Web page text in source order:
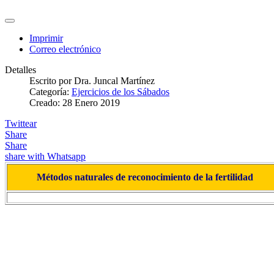
Imprimir
Correo electrónico
Detalles
Escrito porDra. Juncal Martínez
Categoría: Ejercicios de los Sábados
Creado: 28 Enero 2019
Twittear
Share
Share
share with Whatsapp
Métodos naturales de reconocimiento de la fertilidad